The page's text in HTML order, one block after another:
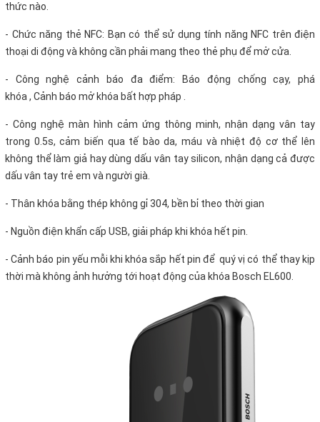
thức nào.
- Chức năng thẻ NFC: Bạn có thể sử dụng tính năng NFC trên điện
thoại di động và không cần phải mang theo thẻ phụ để mở cửa.
- Công nghệ cảnh báo đa điểm: Báo động chống cạy, phá
khóa , Cảnh báo mở khóa bất hợp pháp .
- Công nghệ màn hình cảm ứng thông minh, nhận dạng vân tay
trong 0.5s, cảm biến qua tế bào da, máu và nhiệt độ cơ thể lên
không thể làm giả hay dùng dấu vân tay silicon, nhận dạng cả được
dấu vân tay trẻ em và người già.
- Thân khóa bằng thép không gỉ 304, bền bỉ theo thời gian
- Nguồn điện khẩn cấp USB, giải pháp khi khóa hết pin.
- Cảnh báo pin yếu mỗi khi khóa sắp hết pin để quý vị có thể thay kịp
thời mà không ảnh hưởng tới hoạt động của khóa Bosch EL600.